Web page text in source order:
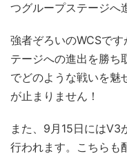
つグループステージへ
強者ぞろいのWCSで
テージへの進出を勝ち
でどのような戦いを魅
が止まりません！
また、9月15日にはV3
行われます。こちらも